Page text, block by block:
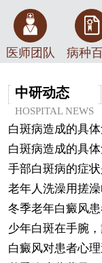
医师团队 病种
中研动态
HOSPITAL NEWS
白斑病造成的具
白斑病造成的具
手部白斑病的症
老年人洗澡用搓
冬季老年白癜风
少年白斑在手腕
白癜风对患者心